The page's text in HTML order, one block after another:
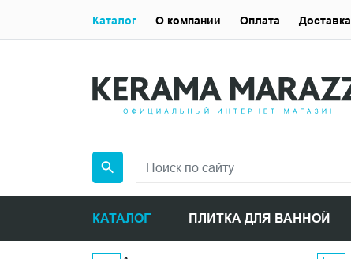
КАТАЛОГ ПЛИТКА ДЛЯ ВАННОЙ
Каталог О компании Оплата Доставка